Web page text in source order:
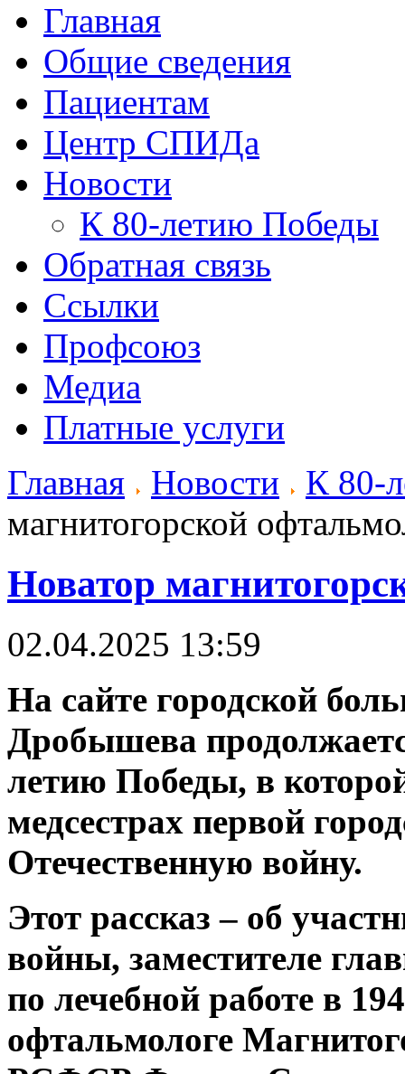
Главная
Общие сведения
Пациентам
Центр СПИДа
Новости
К 80-летию Победы
Обратная связь
Ссылки
Профсоюз
Медиа
Платные услуги
Главная
Новости
К 80-
магнитогорской
Новатор
02.04.2025 13:59
На сайте городской
Дробышева
летию Победы, в
медсестрах первой
Отечественную войну.
Этот рассказ – об
войны, заместителе
по лечебной работе в
офтальмологе